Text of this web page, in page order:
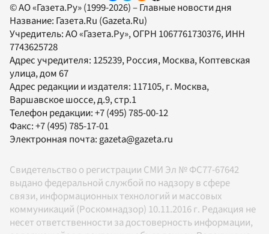
© АО «Газета.Ру» (1999-2026) – Главные новости дня
Название: Газета.Ru (Gazeta.Ru)
Учредитель:АО «Газета.Ру», ОГРН 1067761730376, ИНН
7743625728
Адрес учредителя: 125239, Россия, Москва, Коптевская
улица, дом 67
Адрес редакции и издателя: 117105, г. Москва,
Варшавское шоссе, д.9, стр.1
Телефон редакции:+7 (495) 785-00-12
Факс:+7 (495) 785-17-01
Электронная почта:gazeta@gazeta.ru
Свидетельство о регистрации СМИ Эл № ФС77-67642
выдано федеральной службой по надзору в сфере
связи, информационных технологий и массовых
коммуникаций (Роскомнадзор) 10.11.2016 г. Редакция не
несет ответственности за достоверность информации,